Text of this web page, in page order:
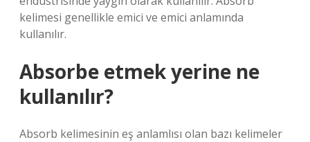
kelimesi genellikle emici ve emici anlamında
kullanılır.
Absorbe etmek yerine ne
kullanılır?
Absorb kelimesinin eş anlamlısı olan bazı kelimeler